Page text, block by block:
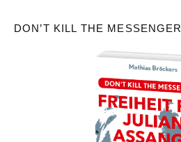
DON’T KILL THE MESSENGER